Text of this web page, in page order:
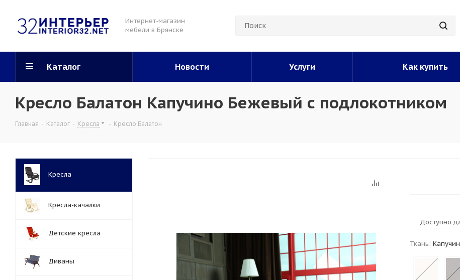
Интернет-магазин
мебели в Брянске
Каталог Новости Услуги Как купить
Кресло Балатон Капучино Бежевый с подлокотником
Главная - Каталог - Кресла - Кресло Балатон
Доступно
Ткань:
Кресла
Кресла-качалки
Детские кресла
Диваны